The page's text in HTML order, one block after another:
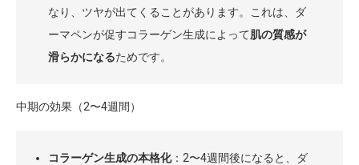
なり、ツヤが出てくることがあります。これは、ダ
ーマペンが促すコラーゲン生成によって肌の質感が
滑らかになるためです。
中期の効果（2〜4週間）
コラーゲン生成の本格化：2〜4週間後になると、ダ